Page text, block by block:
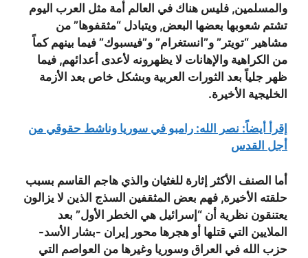
والمسلمين, فليس هناك في العالم أمة مثل العرب اليوم
تشتم شعوبها بعضها البعض, ويتبادل “مثقفوها” من
مشاهير “تويتر” و”انستغرام” و”فيسبوك” فيما بينهم كماً
من الكراهية والإهانات لا يظهرونه لأعدى أعدائهم, فيما
ظهر جلياً بعد الثورات العربية وبشكل خاص بعد الأزمة
الخليجية الأخيرة.
إقرأ أيضاً: نصر الله: رامبو في سوريا وناشط حقوقي من
أجل القدس
أما الصنف الأكثر إثارة للغثيان والذي هاجم القاسم بسبب
حلقته الأخيرة, فهم بعض المثقفين السذج الذين لا يزالون
يعتنقون نظرية أن “إسرائيل هي الخطر الأول” بعد
الملايين التي قتلها أو هجرها محور إيران -بشار الأسد-
حزب الله في العراق وسوريا وغيرها من العواصم التي